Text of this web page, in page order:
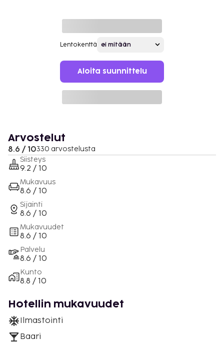
Lentokenttä
Aloita suunnittelu
Arvostelut
8.6 / 10330 arvostelusta
Siisteys
9.2 / 10
Mukavuus
8.6 / 10
Sijainti
8.6 / 10
Mukavuudet
8.6 / 10
Palvelu
8.6 / 10
Kunto
8.8 / 10
Hotellin mukavuudet
Ilmastointi
Baari